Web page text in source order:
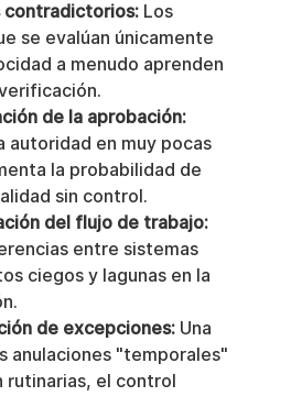
contradictorios: Los
se evalúan únicamente
a menudo aprenden
de la aprobación:
autoridad en muy pocas
la probabilidad de
sin control.
del flujo de trabajo:
entre sistemas
ciegos y lagunas en la
de excepciones: Una
anulaciones "temporales"
rutinarias, el control